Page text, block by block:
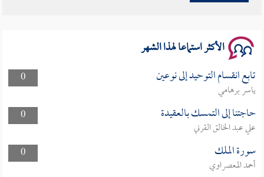
الأكثر استماعا لهذا الشهر
0 تابع انقسام التوحيد إلى نوعين
ياسر برهامي
0
حاجتنا إلى التمسك بالعقيدة
علي عبد الخالق القرني
0
سورة الملك
أحمد المعصراوي